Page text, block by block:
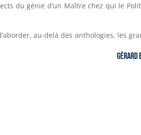
du génie d’un Maître chez qui le
au-delà des anthologies, les
Gérard